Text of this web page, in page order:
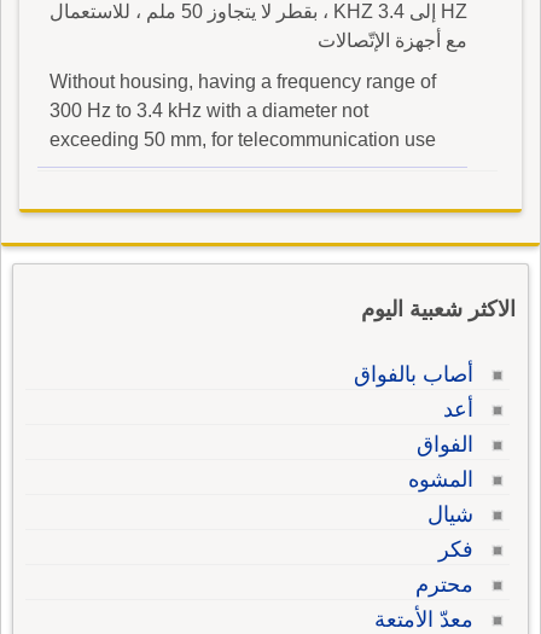
HZ إلى 3.4 KHZ ، بقطر لا يتجاوز 50 ملم ، للاستعمال
مع أجهزة الإتّصالات
Without housing, having a frequency range of
300 Hz to 3.4 kHz with a diameter not
exceeding 50 mm, for telecommunication use
الاكثر شعبية اليوم
أصاب بالفواق
أعد
الفواق
المشوه
شيال
فكر
محترم
معدّ الأمتعة